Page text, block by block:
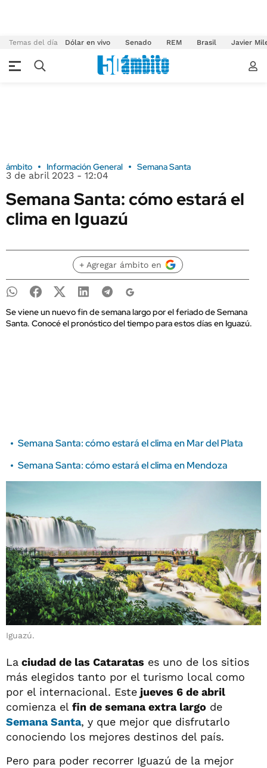
Temas del día Dólar en vivo Senado REM Brasil Javier
ámbito Información General Semana Santa
3 de abril 2023 - 12:04
Semana Santa: cómo estará el
clima en Iguazú
+ Agregar ámbito en
Se viene un nuevo fin de semana largo por el feriado de Semana
Santa. Conocé el pronóstico del tiempo para estos días en Iguazú.
Semana Santa: cómo estará el clima en Mar del Plata
Semana Santa: cómo estará el clima en Mendoza
Iguazú.
La ciudad de las Cataratas es uno de los sitios
más elegidos tanto por el turismo local como
por el internacional. Este jueves 6 de abril
comienza el fin de semana extra largo de
Semana Santa, y que mejor que disfrutarlo
conociendo los mejores destinos del país.
Pero para poder recorrer Iguazú de la mejor